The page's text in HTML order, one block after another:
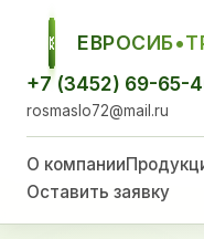
ЕСТ
+7 (3452) 69-65-
rosmaslo72@mail.ru
О компании
Оставить заявку